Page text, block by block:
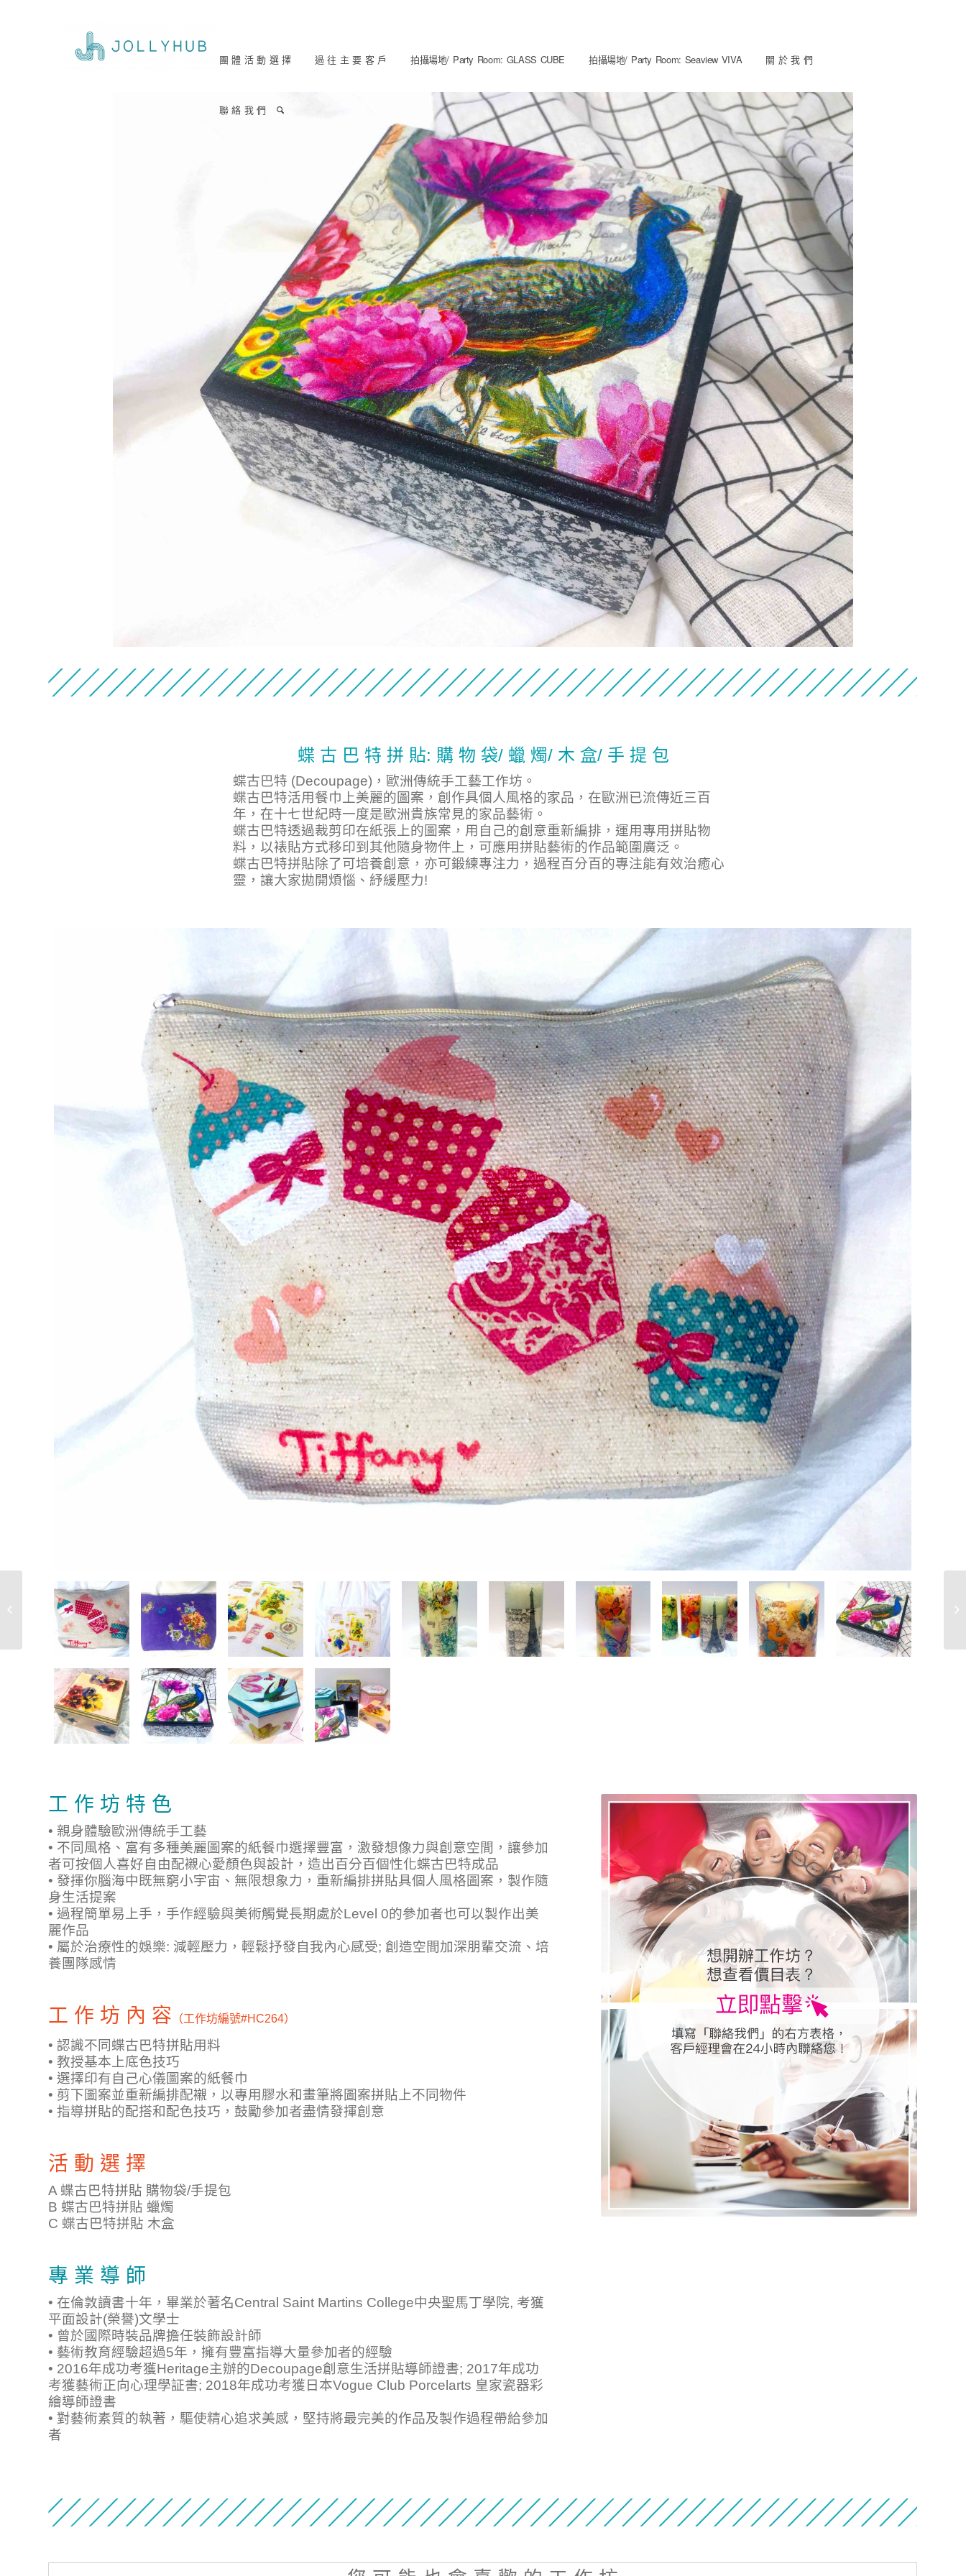
團 體 活 動 選 擇 過 往 主 要 客 戶 拍攝場地/ Party Room: GLASS CUBE 拍攝場地/ Party Room: Seaview VIVA 關 於 我 們
聯 絡 我 們
蝶 古 巴 特 拼 貼: 購 物 袋/ 蠟 燭/ 木 盒/ 手 提 包
蝶古巴特 (Decoupage)，歐洲傳統手工藝工作坊。
蝶古巴特活用餐巾上美麗的圖案，創作具個人風格的家品，在歐洲已流傳近三百
年，在十七世紀時一度是歐洲貴族常見的家品藝術。
蝶古巴特透過裁剪印在紙張上的圖案，用自己的創意重新編排，運用專用拼貼物
料，以裱貼方式移印到其他隨身物件上，可應用拼貼藝術的作品範圍廣泛。
蝶古巴特拼貼除了可培養創意，亦可鍛練專注力，過程百分百的專注能有效治癒心
靈 ，讓大家拋開煩惱 、 紓緩壓力!
工 作 坊 特 色
• 親身體驗歐洲傳統手工藝
• 不同風格、富有多種美麗圖案的紙餐巾選擇豐富，激發想像力與創意空間，讓參加
者可按個人喜好自由配襯心愛顏色與設計，造出百分百個性化蝶古巴特成品
• 發揮你腦海中既無窮小宇宙、無限想象力，重新編排拼貼具個人風格圖案，製作隨
身生活提案
• 過程簡單易上手，手作經驗與美術觸覺長期處於Level 0的參加者也可以製作出美
麗作品
• 屬於治療性的娛樂: 減輕壓力，輕鬆抒發自我內心感受; 創造空間加深朋輩交流、培
養團隊感情
工 作 坊 內 容 （工作坊編號#HC264）
• 認識不同蝶古巴特拼貼用料
• 教授基本上底色技巧
• 選擇印有自己心儀圖案的紙餐巾
• 剪下圖案並重新編排配襯，以專用膠水和畫筆將圖案拼貼上不同物件
• 指導拼貼的配搭和配色技巧，鼓勵參加者盡情發揮創意
活 動 選 擇
A 蝶古巴特拼貼 購物袋/手提包
B 蝶古巴特拼貼 蠟燭
C 蝶古巴特拼貼 木盒
專 業 導 師
• 在倫敦讀書十年，畢業於著名Central Saint Martins College中央聖馬丁學院, 考獲
平面設計(榮譽)文學士
• 曾於國際時裝品牌擔任裝飾設計師
• 藝術教育經驗超過5年，擁有豐富指導大量參加者的經驗
• 2016年成功考獲Heritage主辦的Decoupage創意生活拼貼導師證書; 2017年成功
考獲藝術正向心理學証書; 2018年成功考獲日本Vogue Club Porcelarts 皇家瓷器彩
繪導師證書
• 對藝術素質的執著，驅使精心追求美感，堅持將最完美的作品及製作過程帶給參加
者
甜點蠟燭!精緻逼真!雪
糕/馬卡龍香薰蠟燭